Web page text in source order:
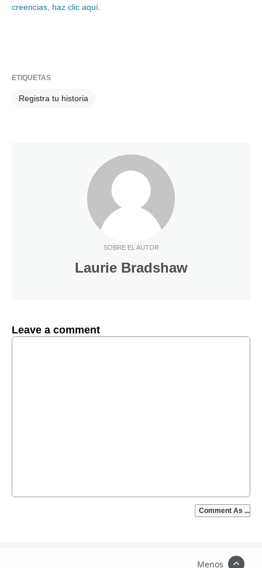
creencias, haz clic aquí.
ETIQUETAS
Registra tu historia
SOBRE EL AUTOR
Laurie Bradshaw